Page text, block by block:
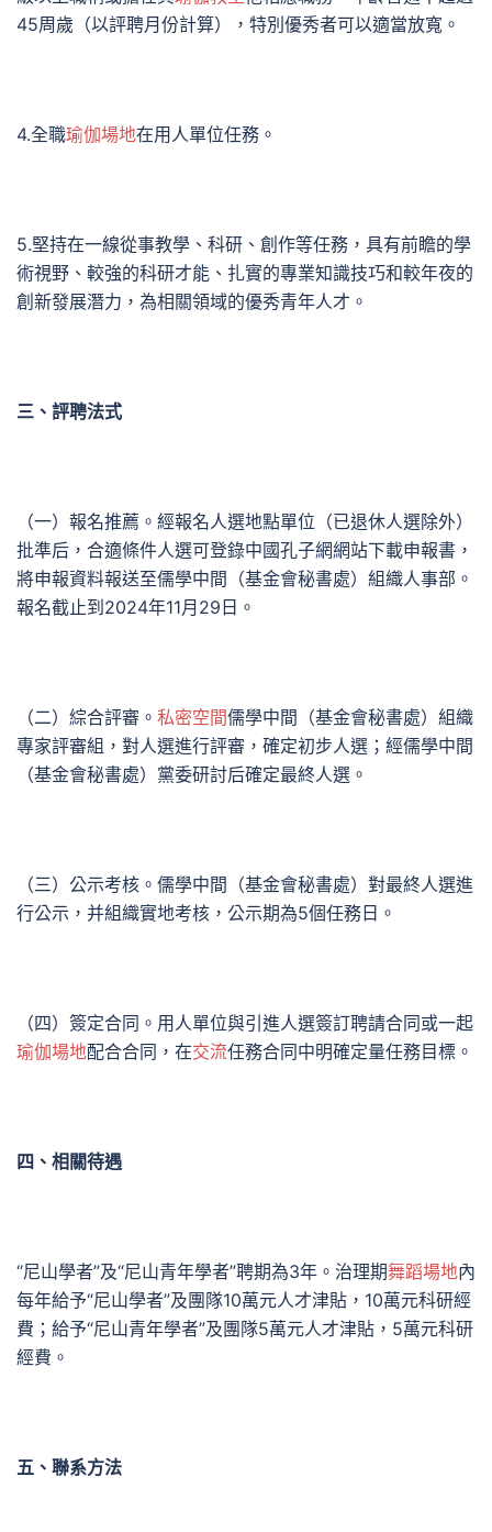
45周歲（以評聘月份計算），特別優秀者可以適當放寬。
4.全職瑜伽場地在用人單位任務。
5.堅持在一線從事教學、科研、創作等任務，具有前瞻的學
術視野、較強的科研才能、扎實的專業知識技巧和較年夜的
創新發展潛力，為相關領域的優秀青年人才。
三、評聘法式
（一）報名推薦。經報名人選地點單位（已退休人選除外）
批準后，合適條件人選可登錄中國孔子網網站下載申報書，
將申報資料報送至儒學中間（基金會秘書處）組織人事部。
報名截止到2024年11月29日。
（二）綜合評審。 私密空間儒學中間（基金會秘書處）組織
專家評審組，對人選進行評審，確定初步人選；經儒學中間
（基金會秘書處）黨委研討后確定最終人選。
（三）公示考核。儒學中間（基金會秘書處）對最終人選進
行公示，并組織實地考核，公示期為5個任務日。
（四）簽定合同。用人單位與引進人選簽訂聘請合同或一起
瑜伽場地配合合同，在交流任務合同中明確定量任務目標。
四、相關待遇
“尼山學者”及“尼山青年學者”聘期為3年。治理期舞蹈場地內
每年給予“尼山學者”及團隊10萬元人才津貼，10萬元科研經
費；給予“尼山青年學者”及團隊5萬元人才津貼，5萬元科研
經費。
五、聯系方法